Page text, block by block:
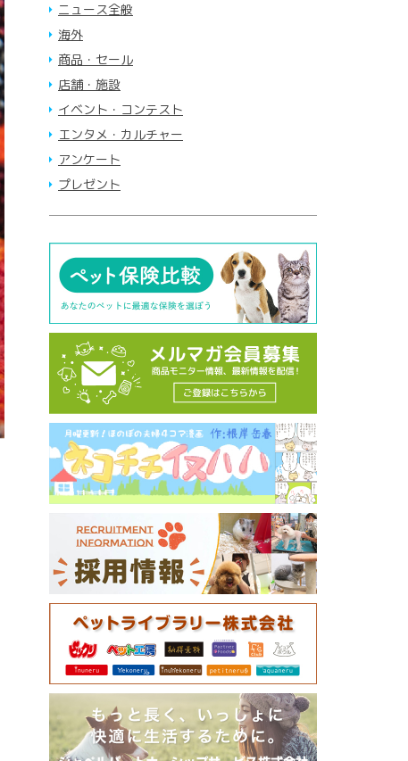
ニュース全般
海外
商品・セール
店舗・施設
イベント・コンテスト
エンタメ・カルチャー
アンケート
プレゼント